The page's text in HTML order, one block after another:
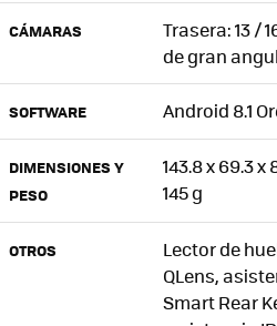
CÁMARAS
Trasera: 13 /
de gran
SOFTWARE Android 8.1
DIMENSIONES Y
PESO
143.8 x 69.3 x
145 g
OTROS
Lector de
QLens,
Smart Rear